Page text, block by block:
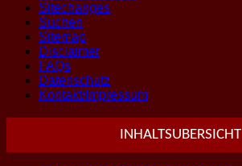
Sitechanges
Suchen
Sitemap
Disclaimer
FAQs
Datenschutz
Kontakt/Impressum
INHALTSUBERSICHT